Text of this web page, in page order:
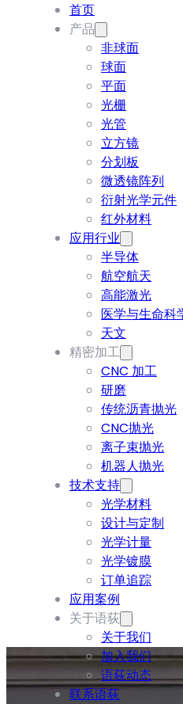
首页
产品
非球面
球面
平面
光栅
光管
立方镜
分划板
微透镜阵列
衍射光学元件
红外材料
应用行业
半导体
航空航天
高能激光
医学与生命科
天文
精密加工
CNC 加工
研磨
传统沥青抛光
CNC抛光
离子束抛光
机器人抛光
技术支持
光学材料
设计与定制
光学计量
光学镀膜
订单追踪
应用案例
关于语荻
关于我们
加入我们
语荻动态
联系语荻